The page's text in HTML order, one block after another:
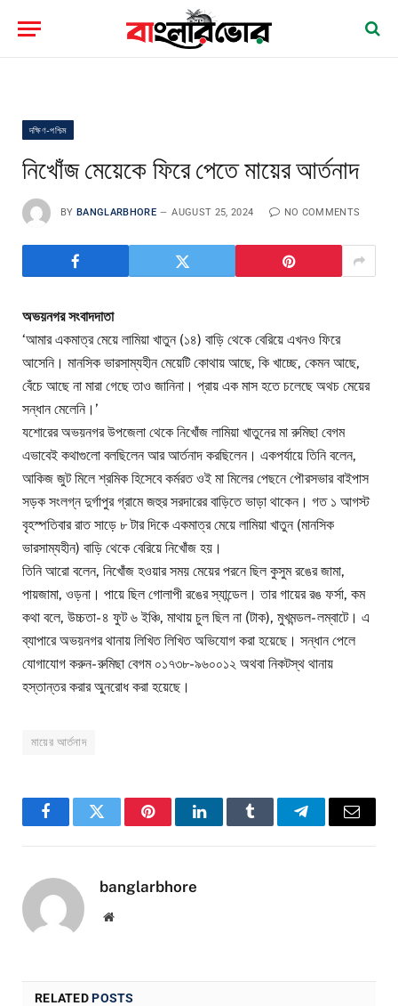
দক্ষিণ-পশ্চিম
নিখোঁজ মেয়েকে ফিরে পেতে মায়ের আর্তনাদ
BY BANGLARBHORE AUGUST 25, 2024 NO COMMENTS
অভয়নগর সংবাদদাতা
‘আমার একমাত্র মেয়ে লামিয়া খাতুন (১৪) বাড়ি থেকে বেরিয়ে এখনও ফিরে
আসেনি। মানসিক ভারসাম্যহীন মেয়েটি কোথায় আছে, কি খাচ্ছে, কেমন আছে,
বেঁচে আছে না মারা গেছে তাও জানিনা। প্রায় এক মাস হতে চলেছে অথচ মেয়ের
সন্ধান মেলেনি।’
যশোরের অভয়নগর উপজেলা থেকে নিখোঁজ লামিয়া খাতুনের মা রুমিছা বেগম
এভাবেই কথাগুলো বলছিলেন আর আর্তনাদ করছিলেন। একপর্যায়ে তিনি বলেন,
আকিজ জুট মিলে শ্রমিক হিসেবে কর্মরত ওই মা মিলের পেছনে পৌরসভার বাইপাস
সড়ক সংলগ্ন দুর্গাপুর গ্রামে জহুর সরদারের বাড়িতে ভাড়া থাকেন। গত ১ আগস্ট
বৃহস্পতিবার রাত সাড়ে ৮ টার দিকে একমাত্র মেয়ে লামিয়া খাতুন (মানসিক
ভারসাম্যহীন) বাড়ি থেকে বেরিয়ে নিখোঁজ হয়।
তিনি আরো বলেন, নিখোঁজ হওয়ার সময় মেয়ের পরনে ছিল কুসুম রঙের জামা,
পায়জামা, ওড়না। পায়ে ছিল গোলাপী রঙের স্যান্ডেল। তার গায়ের রঙ ফর্সা, কম
কথা বলে, উচ্চতা- ৪ ফুট ৬ ইঞ্চি, মাথায় চুল ছিল না (টাক), মুখমন্ডল- লম্বাটে। এ
ব্যাপারে অভয়নগর থানায় লিখিত লিখিত অভিযোগ করা হয়েছে। সন্ধান পেলে
যোগাযোগ করুন- রুমিছা বেগম ০১৭৩৮-৯৬০০১২ অথবা নিকটস্থ থানায়
হস্তান্তর করার অুনরোধ করা হয়েছে।
মায়ের আর্তনাদ
FacebookTwitter PinterestLinkedInTumblr TelegramEmail
banglarbhore
Website
RELATEDPOSTS